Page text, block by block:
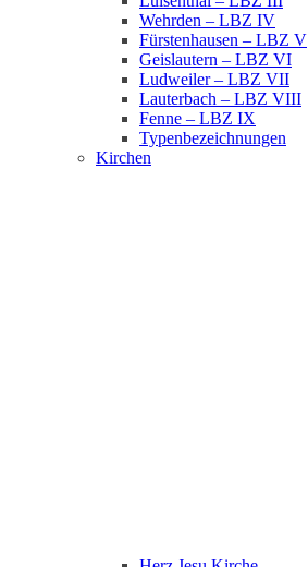
Wehrden – LBZ IV
Fürstenhausen – LBZ V
Geislautern – LBZ VI
Ludweiler – LBZ VII
Lauterbach – LBZ VIII
Fenne – LBZ IX
Typenbezeichnungen
Kirchen